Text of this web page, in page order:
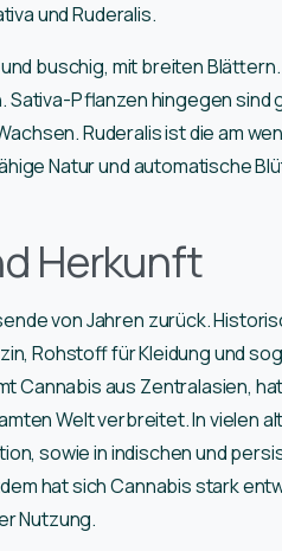
und Ruderalis.
buschig, mit breiten
Sativa-Pflanzen hingegen sind
Ruderalis ist die am
Natur und automatische
Herkunft
von Jahren zurück.
Rohstoff für Kleidung und
Cannabis aus Zentralasien,
Welt verbreitet. In vielen
sowie in indischen und
hat sich Cannabis stark
Nutzung.